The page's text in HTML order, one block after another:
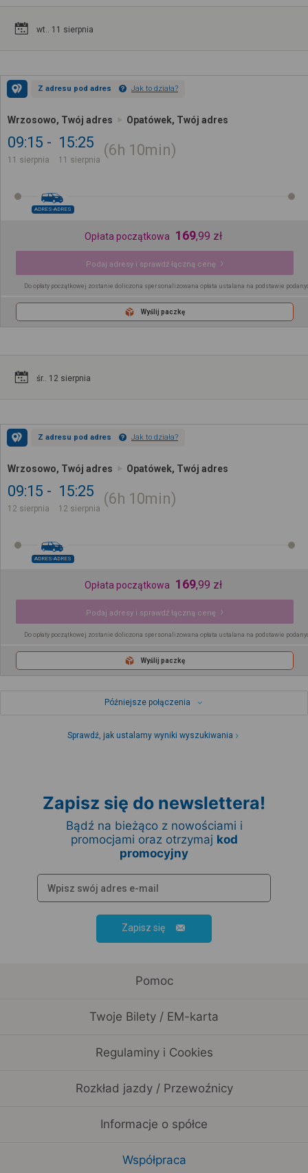
wt.. 11 sierpnia
Z adresu pod adres Jak to działa?
Wrzosowo, Twój adres Opatówek, Twój adres
09:15
11 sierpnia
15:25
11 sierpnia
6h 10min
ADRES-ADRES
Opłata początkowa 169,99 zł
Podaj adresy i sprawdź łączną cenę
Do opłaty początkowej zostanie doliczona spersonalizowana opłata ustalana na podstawie
Wyślij paczkę
śr.. 12 sierpnia
Z adresu pod adres Jak to działa?
Wrzosowo, Twój adres Opatówek, Twój adres
09:15
12 sierpnia
15:25
12 sierpnia
6h 10min
ADRES-ADRES
Opłata początkowa 169,99 zł
Podaj adresy i sprawdź łączną cenę
Do opłaty początkowej zostanie doliczona spersonalizowana opłata ustalana na podstawie
Wyślij paczkę
Późniejsze połączenia
Sprawdź, jak ustalamy wyniki wyszukiwania
Zapisz się do newslettera!
Bądź na bieżąco z nowościami i
promocjami oraz otrzymaj kod
promocyjny
Zapisz się
Pomoc
Twoje Bilety / EM-karta
Regulaminy i Cookies
Rozkład jazdy / Przewoźnicy
Informacje o spółce
Współpraca